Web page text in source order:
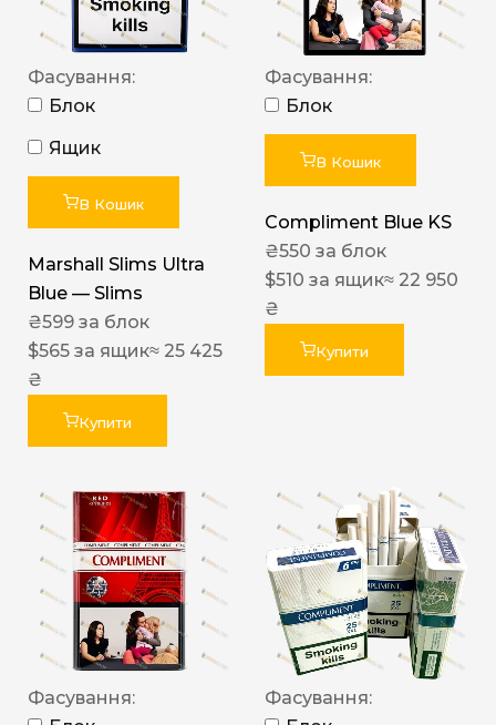
Фасування:
Блок
Ящик
В Кошик
Marshall Slims Ultra
Blue — Slims
₴599 за блок
$565 за ящик≈ 25 425
₴
Купити
Фасування:
Блок
В Кошик
Compliment Blue KS
₴550 за блок
$510 за ящик≈ 22 950
₴
Купити
Фасування:
Фасування: